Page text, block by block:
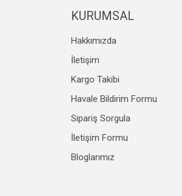
KURUMSAL
Hakkımızda
İletişim
Kargo Takibi
Havale Bildirim Formu
Sipariş Sorgula
İletişim Formu
Bloglarımız